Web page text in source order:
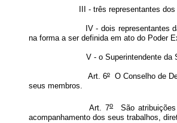
III - três representantes
IV - dois representantes
na forma a ser definida em ato do Poder
V - o Superintendente da
Art. 6ºO Conselho de
seus membros.
Art. 7oSão atribuições
acompanhamento dos seus trabalhos,